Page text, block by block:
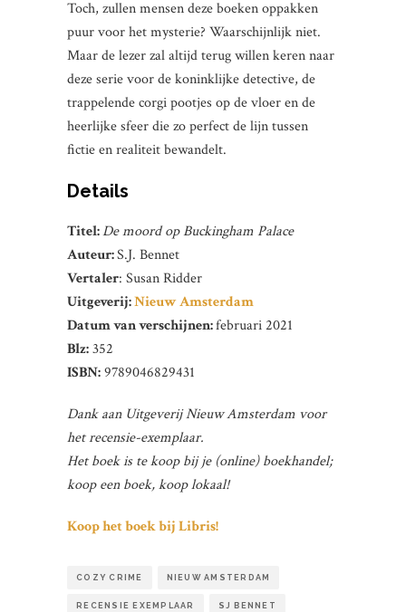
Toch, zullen mensen deze boeken oppakken
puur voor het mysterie? Waarschijnlijk niet.
Maar de lezer zal altijd terug willen keren naar
deze serie voor de koninklijke detective, de
trappelende corgi pootjes op de vloer en de
heerlijke sfeer die zo perfect de lijn tussen
fictie en realiteit bewandelt.
Details
Titel:De moord op Buckingham Palace
Auteur:S.J. Bennet
Vertaler: Susan Ridder
Uitgeverij:Nieuw Amsterdam
Datum van verschijnen:februari 2021
Blz:352
ISBN:9789046829431
Dank aan Uitgeverij Nieuw Amsterdam voor
het recensie-exemplaar.
Het boek is te koop bij je (online) boekhandel;
koop een boek, koop lokaal!
Koop het boek bij Libris!
COZY CRIME NIEUW AMSTERDAM
RECENSIE EXEMPLAAR SJ BENNET